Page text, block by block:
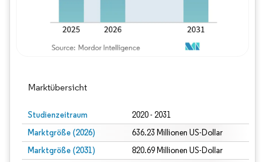
Marktübersicht
Studienzeitraum 2020 - 2031
Marktgröße (2026) 636.23 Millionen US-Dollar
Marktgröße (2031) 820.69 Millionen US-Dollar